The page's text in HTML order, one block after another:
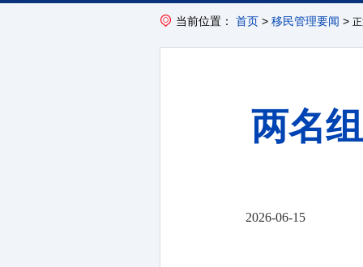
当前位置： 首页> 移民管理要闻 >
两名
2026-06-15